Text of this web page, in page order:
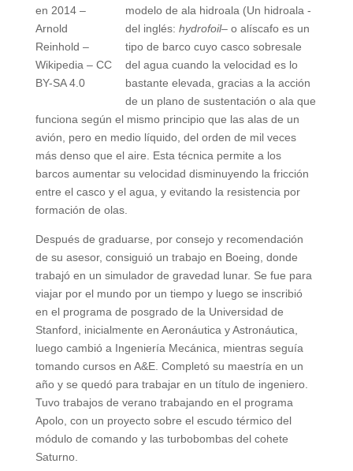
en 2014 –
Arnold
Reinhold –
Wikipedia – CC
BY-SA 4.0
modelo de ala hidroala (Un hidroala -
del inglés: hydrofoil– o alíscafo es un
tipo de barco cuyo casco sobresale
del agua cuando la velocidad es lo
bastante elevada, gracias a la acción
de un plano de sustentación o ala que
funciona según el mismo principio que las alas de un
avión, pero en medio líquido, del orden de mil veces
más denso que el aire. Esta técnica permite a los
barcos aumentar su velocidad disminuyendo la fricción
entre el casco y el agua, y evitando la resistencia por
formación de olas.
Después de graduarse, por consejo y recomendación
de su asesor, consiguió un trabajo en Boeing, donde
trabajó en un simulador de gravedad lunar. Se fue para
viajar por el mundo por un tiempo y luego se inscribió
en el programa de posgrado de la Universidad de
Stanford, inicialmente en Aeronáutica y Astronáutica,
luego cambió a Ingeniería Mecánica, mientras seguía
tomando cursos en A&E. Completó su maestría en un
año y se quedó para trabajar en un título de ingeniero.
Tuvo trabajos de verano trabajando en el programa
Apolo, con un proyecto sobre el escudo térmico del
módulo de comando y las turbobombas del cohete
Saturno.